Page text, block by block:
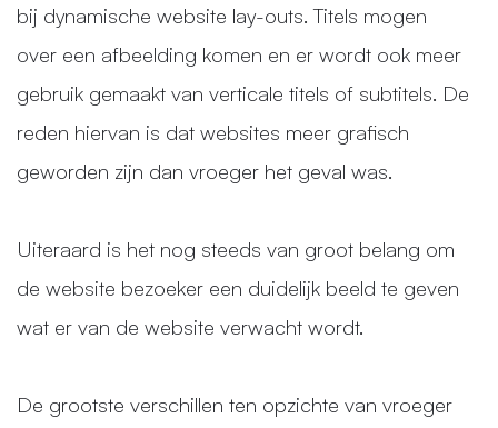
bij dynamische website lay-outs. Titels mogen
over een afbeelding komen en er wordt ook meer
gebruik gemaakt van verticale titels of subtitels. De
reden hiervan is dat websites meer grafisch
geworden zijn dan vroeger het geval was.
Uiteraard is het nog steeds van groot belang om
de website bezoeker een duidelijk beeld te geven
wat er van de website verwacht wordt.
De grootste verschillen ten opzichte van vroeger